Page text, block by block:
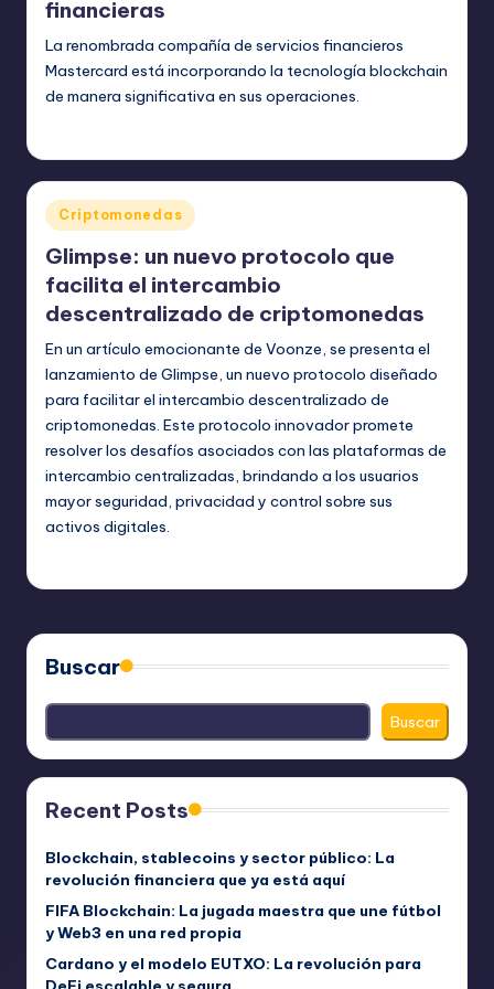
financieras
La renombrada compañía de servicios financieros
Mastercard está incorporando la tecnología blockchain
de manera significativa en sus operaciones.
Publicado
en
Criptomonedas
Glimpse: un nuevo protocolo que
facilita el intercambio
descentralizado de criptomonedas
En un artículo emocionante de Voonze, se presenta el
lanzamiento de Glimpse, un nuevo protocolo diseñado
para facilitar el intercambio descentralizado de
criptomonedas. Este protocolo innovador promete
resolver los desafíos asociados con las plataformas de
intercambio centralizadas, brindando a los usuarios
mayor seguridad, privacidad y control sobre sus
activos digitales.
Buscar
Buscar
Recent Posts
Blockchain, stablecoins y sector público: La
revolución financiera que ya está aquí
FIFA Blockchain: La jugada maestra que une fútbol
y Web3 en una red propia
Cardano y el modelo EUTXO: La revolución para